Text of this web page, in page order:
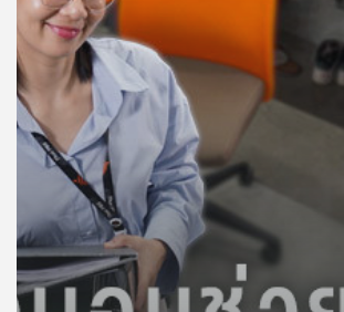
บทความ
ข่าว
และ
กิจกรรม
เกี่ยว
กับ
เรา